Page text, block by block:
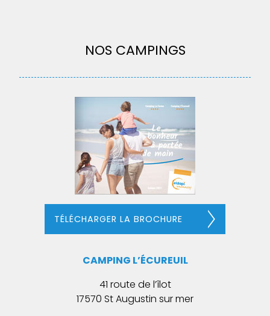
NOS CAMPINGS
TÉLÉCHARGER LA BROCHURE
CAMPING L’ÉCUREUIL
41 route de l’îlot
17570 St Augustin sur mer